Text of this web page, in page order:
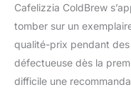
Cafelizzia ColdBrew
tomber sur un
qualité-prix pendant
défectueuse dès la
difficile une